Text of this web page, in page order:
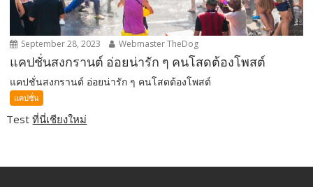
September 28, 2023 Webmaster TheDog
แคปชั่นสงกรานต์ อ่อยน่ารัก ๆ คนโสดต้องโพสต์
แคปชั่นสงกรานต์ อ่อยน่ารัก ๆ คนโสดต้องโพสต์
แคปชั่น
Testที่นี่เชียงใหม่